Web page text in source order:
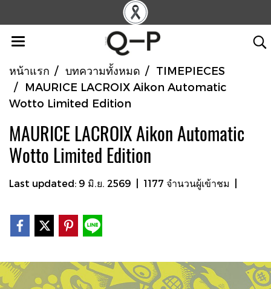
หน้าแรก บทความทั้งหมด
TIMEPIECES
MAURICE LACROIX Aikon Automatic
Wotto Limited Edition
MAURICE LACROIX Aikon Automatic
Wotto Limited Edition
Last updated: 9 มิ.ย. 2569 1177 จำนวนผู้เข้าชม